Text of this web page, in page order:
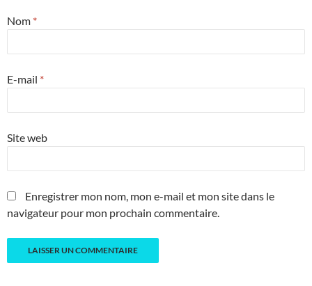
Nom *
E-mail *
Site web
Enregistrer mon nom, mon e-mail et mon site dans le
navigateur pour mon prochain commentaire.